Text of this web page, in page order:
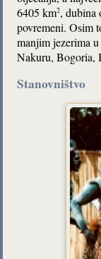
6405 km2, dubina
povremeni. Osim
manjim jezerima
Nakuru, Bogoria,
Stanovništvo